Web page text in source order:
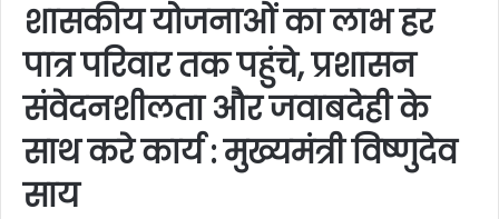
शासकीय योजनाओं का लाभ हर
पात्र परिवार तक पहुंचे, प्रशासन
संवेदनशीलता और जवाबदेही के
साथ करे कार्य : मुख्यमंत्री विष्णुदेव
साय